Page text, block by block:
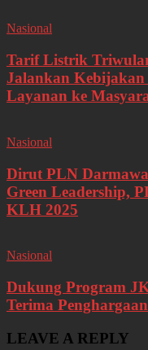
Nasional
Tarif Listrik
Jalankan Kebijakan
Layanan ke
Nasional
Dirut PLN
Green Leadership,
KLH 2025
Nasional
Dukung Program
Terima
LEAVE A REPLY